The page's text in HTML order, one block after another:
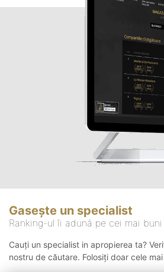
Gasește un specialist
Ranking-ul îi adună pe cei mai
Cauți un specialist in apropierea ta?
nostru de căutare. Folosiți doar cele